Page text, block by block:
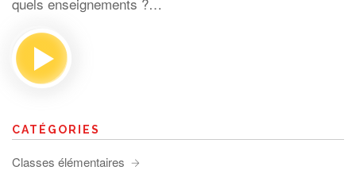
CATÉGORIES
Classes élémentaires